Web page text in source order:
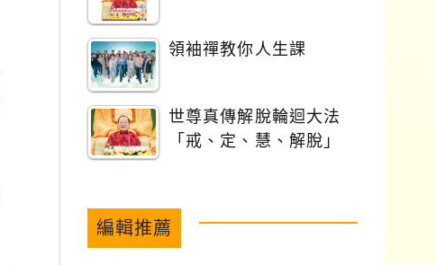
領袖禪教你人生課
世尊真傳解脫輪迴大法
「戒、定、慧、解脫」
編輯推薦